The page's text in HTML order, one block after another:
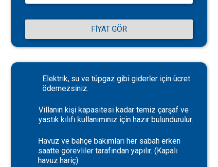
FIYAT GÖR
Elektrik, su ve tüpgaz gibi giderler için ücret
ödemezsiniz.
Villanın kişi kapasitesi kadar temiz çarşaf ve
yastık kılıfı kullanımınız için hazır bulundurulur.
Havuz ve bahçe bakımları her sabah erken
saatte görevliler tarafından yapılır. (Kapalı
havuz hariç)